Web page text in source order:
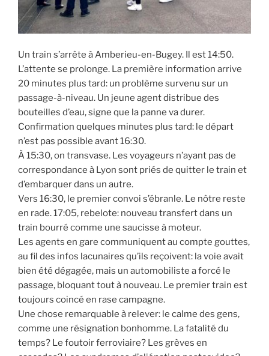
Un train s’arrête à Amberieu-en-Bugey. Il est 14:50.
L’attente se prolonge. La première information arrive
20 minutes plus tard: un problème survenu sur un
passage-à-niveau. Un jeune agent distribue des
bouteilles d’eau, signe que la panne va durer.
Confirmation quelques minutes plus tard: le départ
n’est pas possible avant 16:30.
À 15:30, on transvase. Les voyageurs n’ayant pas de
correspondance à Lyon sont priés de quitter le train et
d’embarquer dans un autre.
Vers 16:30, le premier convoi s’ébranle. Le nôtre reste
en rade. 17:05, rebelote: nouveau transfert dans un
train bourré comme une saucisse à moteur.
Les agents en gare communiquent au compte gouttes,
au fil des infos lacunaires qu’ils reçoivent: la voie avait
bien été dégagée, mais un automobiliste a forcé le
passage, bloquant tout à nouveau. Le premier train est
toujours coincé en rase campagne.
Une chose remarquable à relever: le calme des gens,
comme une résignation bonhomme. La fatalité du
temps? Le foutoir ferroviaire? Les grèves en